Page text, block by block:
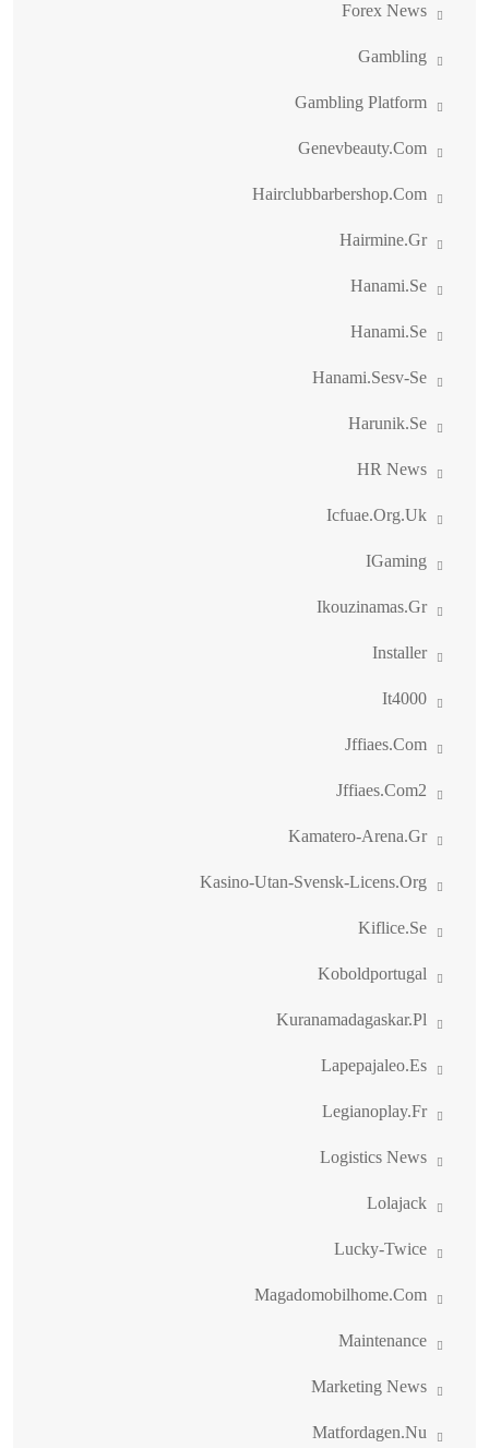
Forex News
Gambling
Gambling Platform
Genevbeauty.com
Hairclubbarbershop.com
Hairmine.gr
Hanami.se
Hanami.se
Hanami.sesv-Se
Harunik.se
HR News
Icfuae.org.uk
IGaming
Ikouzinamas.gr
Installer
It4000
Jffiaes.com
Jffiaes.com2
Kamatero-Arena.gr
Kasino-Utan-Svensk-Licens.org
Kiflice.se
Koboldportugal
Kuranamadagaskar.pl
Lapepajaleo.es
Legianoplay.fr
Logistics News
Lolajack
Lucky-Twice
Magadomobilhome.com
Maintenance
Marketing News
Matfordagen.nu